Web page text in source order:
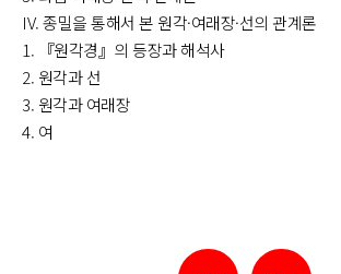
IV. 종밀을 통해서 본 원각·여래장·선의 관계론
1. 『원각경』의 등장과 해석사
2. 원각과 선
3. 원각과 여래장
4. 여